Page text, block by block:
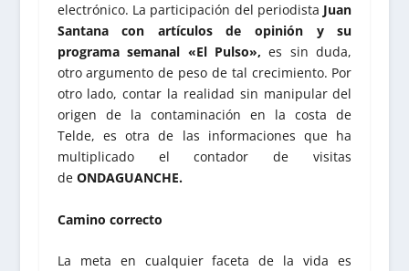
electrónico. La participación del periodista Juan
Santana con artículos de opinión y su
programa semanal «El Pulso», es sin duda,
otro argumento de peso de tal crecimiento. Por
otro lado, contar la realidad sin manipular del
origen de la contaminación en la costa de
Telde, es otra de las informaciones que ha
multiplicado el contador de visitas
de ONDAGUANCHE.
Camino correcto
La meta en cualquier faceta de la vida es